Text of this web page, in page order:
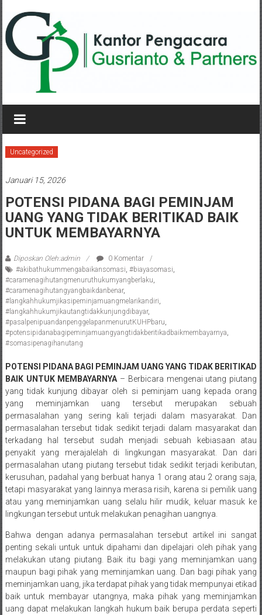
konten
KANTOR
PENGACARA
GUSRIANTO
&
PARTNERS
Kantor
Pengacara
/
Pengacara
Perceraian/
Advokat
/
Konsultan
Hukum
Konsultan
Hukum
Pajak/
Mediator/
Mediasi/
Yogyakarta/Bantul/Sleman/Gunung
Kidul/Wonosari/Wates/Kulonprogo/
Yogyakarta/Jogja/
kalten/Solo/
Purwakarta,
Sukoharjo/
Batang/Brebes/
Purworejo,
Kebumen/Magelang/Temanggung/Mungkid/Demak/
Batu/
Blitar/Surabaya/Palembang/
Bekasi/Jakarta
Uncategorized
Januari 15, 2026
POTENSI PIDANA BAGI PEMINJAM
UANG YANG TIDAK BERITIKAD BAIK
UNTUK MEMBAYARNYA
Diposkan Oleh:admin
0 Komentar
#akibathukummengabaikansomasi, #biayasomasi,
#caramenagihutangmenuruthukumyangberlaku,
#caramenagihutangyangbaikdanbenar,
#langkahhukumjikasipeminjamuangmelarikandiri,
#langkahhukumjikautangtidakkunjungdibayar,
#pasalpenipuandanpenggelapanmenurutKUHPbaru,
#potensipidanabagipeminjamuangyangtidakberitikadbaikmembayarnya,
#somasipenagihanutang
POTENSI PIDANA BAGI PEMINJAM UANG YANG TIDAK BERITIKAD
BAIK UNTUK MEMBAYARNYA – Berbicara mengenai utang piutang
yang tidak kunjung dibayar oleh si peminjam uang kepada orang
yang meminjamkan uang tersebut merupakan sebuah
permasalahan yang sering kali terjadi dalam masyarakat. Dan
permasalahan tersebut tidak sedikit terjadi dalam masyarakat dan
terkadang hal tersebut sudah menjadi sebuah kebiasaan atau
penyakit yang merajalelah di lingkungan masyarakat. Dan dari
permasalahan utang piutang tersebut tidak sedikit terjadi keributan,
kerusuhan, padahal yang berbuat hanya 1 orang atau 2 orang saja,
tetapi masyarakat yang lainnya merasa risih, karena si pemilik uang
atau yang meminjamkan uang selalu hilir mudik, keluar masuk ke
lingkungan tersebut untuk melakukan penagihan uangnya.
Bahwa dengan adanya permasalahan tersebut artikel ini sangat
penting sekali untuk untuk dipahami dan dipelajari oleh pihak yang
melakukan utang piutang. Baik itu bagi yang meminjamkan uang
maupun bagi pihak yang meminjamkan uang. Dan bagi pihak yang
meminjamkan uang, jika terdapat pihak yang tidak mempunyai etikad
baik untuk membayar utangnya, maka pihak yang meminjamkan
uang dapat melakukan langkah hukum baik berupa perdata seperti